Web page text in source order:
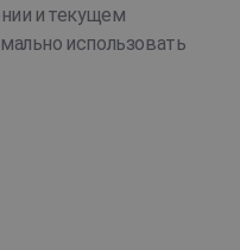
и текущем
использовать